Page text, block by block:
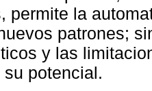
permite la
patrones;
y las
potencial.